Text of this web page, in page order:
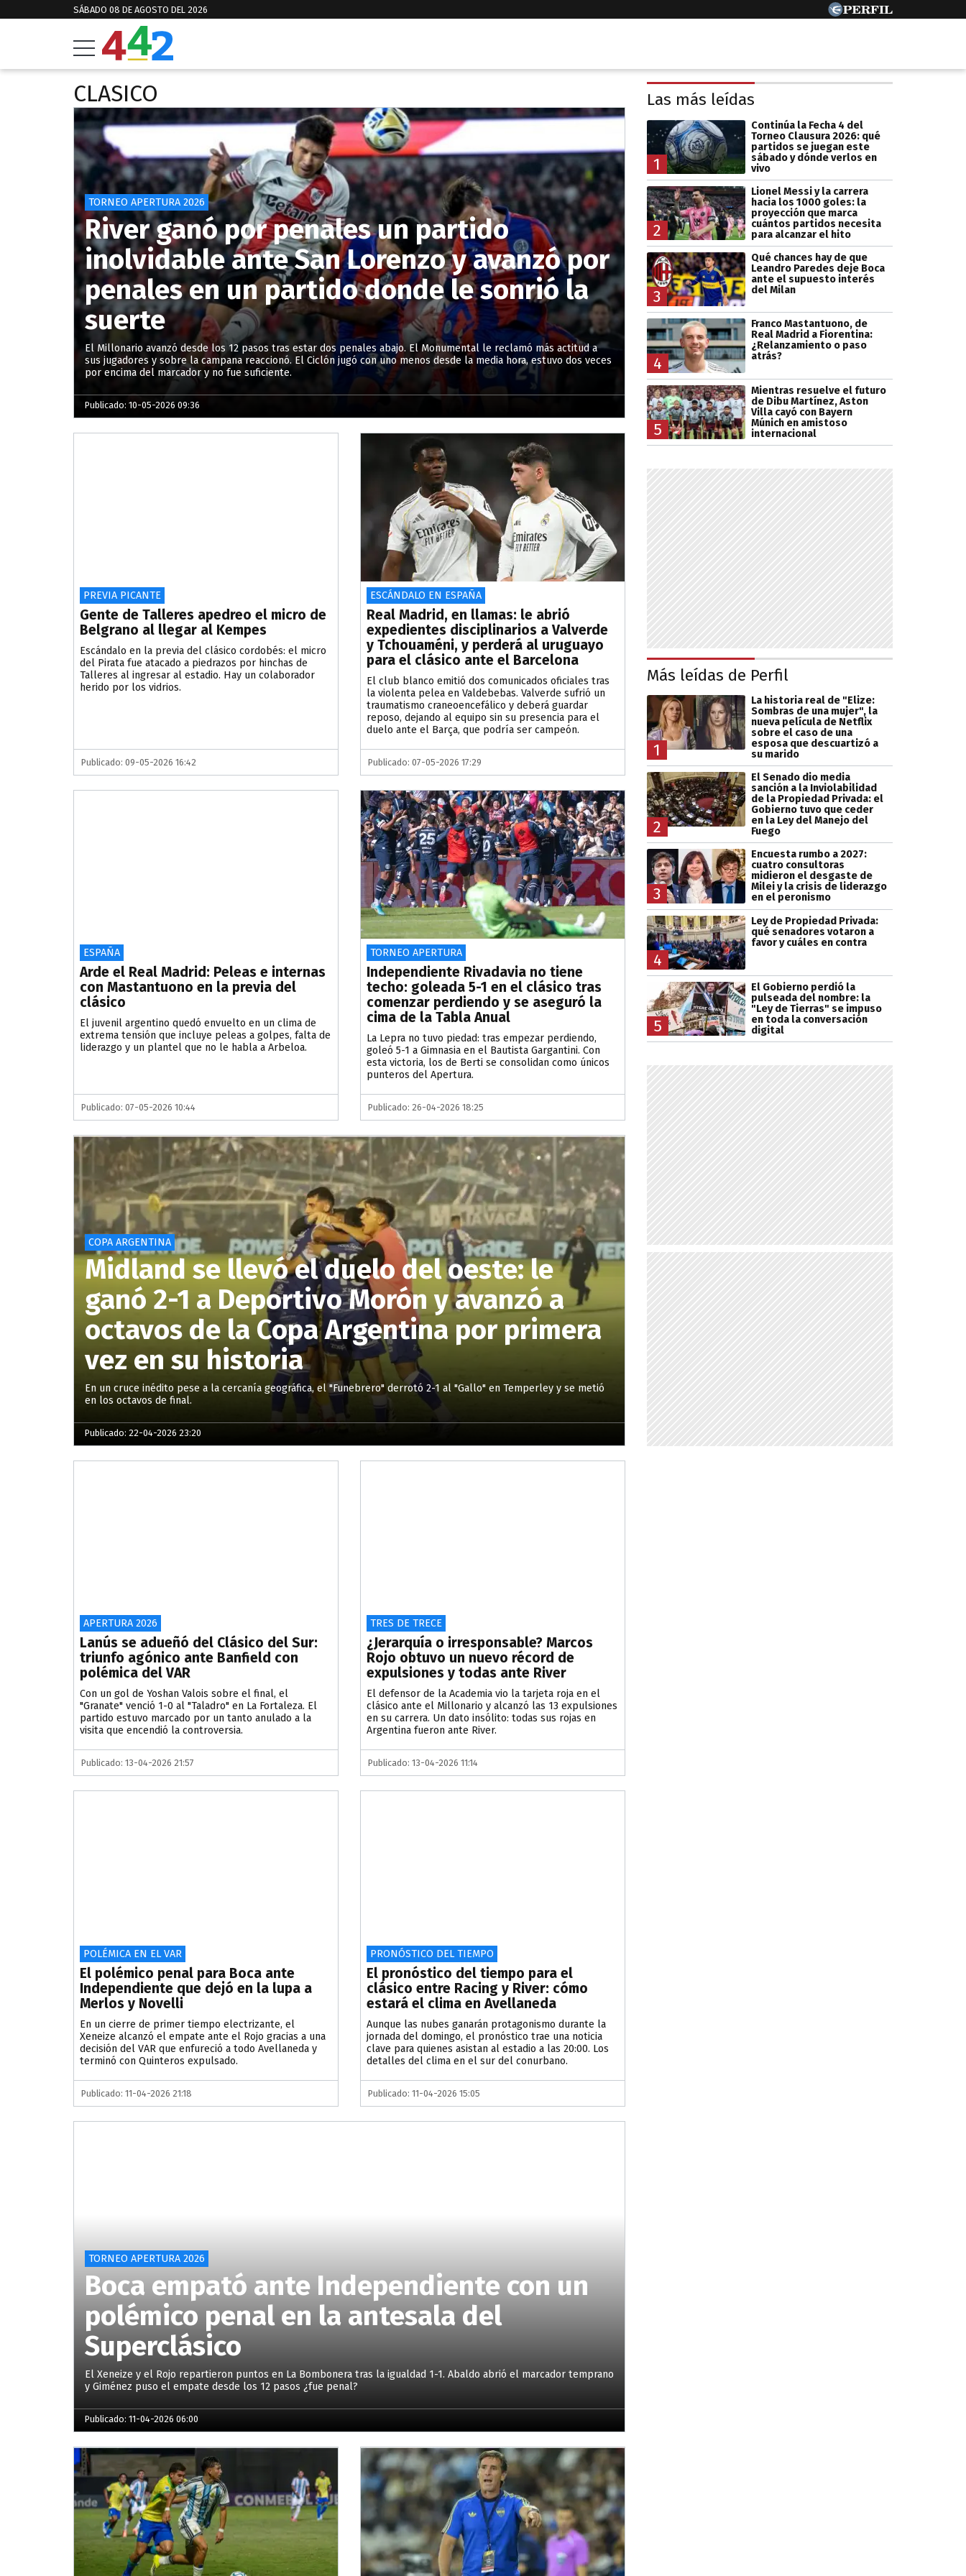
SÁBADO 08 DE AGOSTO DEL 2026
CLASICO
TORNEO APERTURA 2026
River ganó por penales un partido
inolvidable ante San Lorenzo y avanzó por
penales en un partido donde le sonrió la
suerte
El Millonario avanzó desde los 12 pasos tras estar dos penales abajo. El Monumental le reclamó más actitud a
sus jugadores y sobre la campana reaccionó. El Ciclón jugó con uno menos desde la media hora, estuvo dos veces
por encima del marcador y no fue suficiente.
Publicado: 10-05-2026 09:36
PREVIA PICANTE
Gente de Talleres apedreo el micro de
Belgrano al llegar al Kempes
Escándalo en la previa del clásico cordobés: el micro
del Pirata fue atacado a piedrazos por hinchas de
Talleres al ingresar al estadio. Hay un colaborador
herido por los vidrios.
Publicado: 09-05-2026 16:42
ESCÁNDALO EN ESPAÑA
Real Madrid, en llamas: le abrió
expedientes disciplinarios a Valverde
y Tchouaméni, y perderá al uruguayo
para el clásico ante el Barcelona
El club blanco emitió dos comunicados oficiales tras
la violenta pelea en Valdebebas. Valverde sufrió un
traumatismo craneoencefálico y deberá guardar
reposo, dejando al equipo sin su presencia para el
duelo ante el Barça, que podría ser campeón.
Publicado: 07-05-2026 17:29
ESPAÑA
Arde el Real Madrid: Peleas e internas
con Mastantuono en la previa del
clásico
El juvenil argentino quedó envuelto en un clima de
extrema tensión que incluye peleas a golpes, falta de
liderazgo y un plantel que no le habla a Arbeloa.
Publicado: 07-05-2026 10:44
TORNEO APERTURA
Independiente Rivadavia no tiene
techo: goleada 5-1 en el clásico tras
comenzar perdiendo y se aseguró la
cima de la Tabla Anual
La Lepra no tuvo piedad: tras empezar perdiendo,
goleó 5-1 a Gimnasia en el Bautista Gargantini. Con
esta victoria, los de Berti se consolidan como únicos
punteros del Apertura.
Publicado: 26-04-2026 18:25
COPA ARGENTINA
Midland se llevó el duelo del oeste: le
ganó 2-1 a Deportivo Morón y avanzó a
octavos de la Copa Argentina por primera
vez en su historia
En un cruce inédito pese a la cercanía geográfica, el "Funebrero" derrotó 2-1 al "Gallo" en Temperley y se metió
en los octavos de final.
Publicado: 22-04-2026 23:20
APERTURA 2026
Lanús se adueñó del Clásico del Sur:
triunfo agónico ante Banfield con
polémica del VAR
Con un gol de Yoshan Valois sobre el final, el
"Granate" venció 1-0 al "Taladro" en La Fortaleza. El
partido estuvo marcado por un tanto anulado a la
visita que encendió la controversia.
Publicado: 13-04-2026 21:57
TRES DE TRECE
¿Jerarquía o irresponsable? Marcos
Rojo obtuvo un nuevo récord de
expulsiones y todas ante River
El defensor de la Academia vio la tarjeta roja en el
clásico ante el Millonario y alcanzó las 13 expulsiones
en su carrera. Un dato insólito: todas sus rojas en
Argentina fueron ante River.
Publicado: 13-04-2026 11:14
POLÉMICA EN EL VAR
El polémico penal para Boca ante
Independiente que dejó en la lupa a
Merlos y Novelli
En un cierre de primer tiempo electrizante, el
Xeneize alcanzó el empate ante el Rojo gracias a una
decisión del VAR que enfureció a todo Avellaneda y
terminó con Quinteros expulsado.
Publicado: 11-04-2026 21:18
PRONÓSTICO DEL TIEMPO
El pronóstico del tiempo para el
clásico entre Racing y River: cómo
estará el clima en Avellaneda
Aunque las nubes ganarán protagonismo durante la
jornada del domingo, el pronóstico trae una noticia
clave para quienes asistan al estadio a las 20:00. Los
detalles del clima en el sur del conurbano.
Publicado: 11-04-2026 15:05
TORNEO APERTURA 2026
Boca empató ante Independiente con un
polémico penal en la antesala del
Superclásico
El Xeneize y el Rojo repartieron puntos en La Bombonera tras la igualdad 1-1. Abaldo abrió el marcador temprano
y Giménez puso el empate desde los 12 pasos ¿fue penal?
Publicado: 11-04-2026 06:00
Las más leídas
1
Continúa la Fecha 4 del
Torneo Clausura 2026: qué
partidos se juegan este
sábado y dónde verlos en
vivo
2
Lionel Messi y la carrera
hacia los 1000 goles: la
proyección que marca
cuántos partidos necesita
para alcanzar el hito
3
Qué chances hay de que
Leandro Paredes deje Boca
ante el supuesto interés
del Milan
4
Franco Mastantuono, de
Real Madrid a Fiorentina:
¿Relanzamiento o paso
atrás?
5
Mientras resuelve el futuro
de Dibu Martínez, Aston
Villa cayó con Bayern
Múnich en amistoso
internacional
Más leídas de Perfil
1
La historia real de "Elize:
Sombras de una mujer", la
nueva película de Netflix
sobre el caso de una
esposa que descuartizó a
su marido
2
El Senado dio media
sanción a la Inviolabilidad
de la Propiedad Privada: el
Gobierno tuvo que ceder
en la Ley del Manejo del
Fuego
3
Encuesta rumbo a 2027:
cuatro consultoras
midieron el desgaste de
Milei y la crisis de liderazgo
en el peronismo
4
Ley de Propiedad Privada:
qué senadores votaron a
favor y cuáles en contra
5
El Gobierno perdió la
pulseada del nombre: la
"Ley de Tierras" se impuso
en toda la conversación
digital